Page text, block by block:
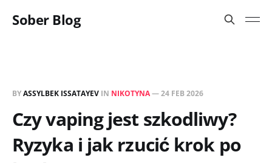
Sober Blog
BYASSYLBEK ISSATAYEV IN NIKOTYNA—24 FEB 2026
Czy vaping jest szkodliwy?
Ryzyka i jak rzucić krok po